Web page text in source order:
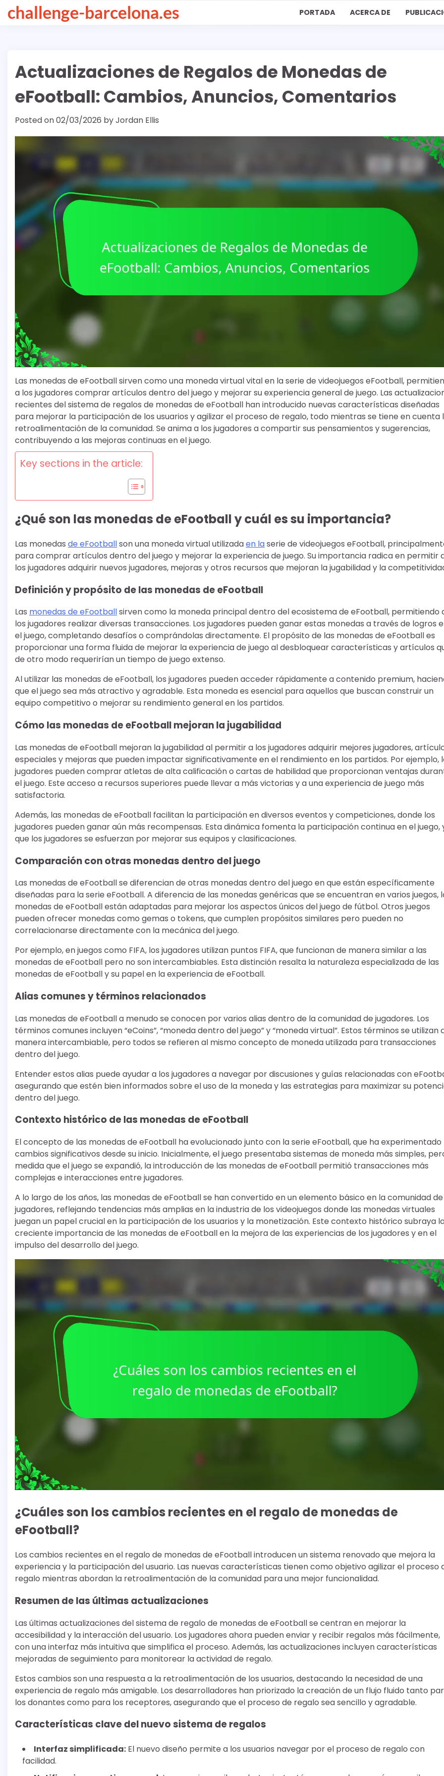
challenge-barcelona.es PORTADA ACERCA DE
Actualizaciones de Regalos de Monedas de
eFootball: Cambios, Anuncios, Comentarios
Posted on02/03/2026 byJordan Ellis
Las monedas de eFootball sirven como una moneda virtual vital en la serie de videojuegos eFootball,
a los jugadores comprar artículos dentro del juego y mejorar su experiencia general de juego. Las
recientes del sistema de regalos de monedas de eFootball han introducido nuevas características diseñadas
para mejorar la participación de los usuarios y agilizar el proceso de regalo, todo mientras se tiene en cuenta
retroalimentación de la comunidad. Se anima a los jugadores a compartir sus pensamientos y sugerencias,
contribuyendo a las mejoras continuas en el juego.
Key sections in the article:
¿Qué son las monedas de eFootball y cuál es su importancia?
Las monedas de eFootballson una moneda virtual utilizadaen laserie de videojuegos eFootball,
para comprar artículos dentro del juego y mejorar la experiencia de juego. Su importancia radica en permitir
los jugadores adquirir nuevos jugadores, mejoras y otros recursos que mejoran la jugabilidad y la
Definición y propósito de las monedas de eFootball
Las monedas de eFootballsirven como la moneda principal dentro del ecosistema de eFootball, permitiendo
los jugadores realizar diversas transacciones. Los jugadores pueden ganar estas monedas a través de logros
el juego, completando desafíos o comprándolas directamente. El propósito de las monedas de eFootball es
proporcionar una forma fluida de mejorar la experiencia de juego al desbloquear características y artículos
de otro modo requerirían un tiempo de juego extenso.
Al utilizar las monedas de eFootball, los jugadores pueden acceder rápidamente a contenido premium,
que el juego sea más atractivo y agradable. Esta moneda es esencial para aquellos que buscan construir un
equipo competitivo o mejorar su rendimiento general en los partidos.
Cómo las monedas de eFootball mejoran la jugabilidad
Las monedas de eFootball mejoran la jugabilidad al permitir a los jugadores adquirir mejores jugadores,
especiales y mejoras que pueden impactar significativamente en el rendimiento en los partidos. Por ejemplo,
jugadores pueden comprar atletas de alta calificación o cartas de habilidad que proporcionan ventajas
el juego. Este acceso a recursos superiores puede llevar a más victorias y a una experiencia de juego más
satisfactoria.
Además, las monedas de eFootball facilitan la participación en diversos eventos y competiciones, donde los
jugadores pueden ganar aún más recompensas. Esta dinámica fomenta la participación continua en el juego,
que los jugadores se esfuerzan por mejorar sus equipos y clasificaciones.
Comparación con otras monedas dentro del juego
Las monedas de eFootball se diferencian de otras monedas dentro del juego en que están específicamente
diseñadas para la serie eFootball. A diferencia de las monedas genéricas que se encuentran en varios juegos,
monedas de eFootball están adaptadas para mejorar los aspectos únicos del juego de fútbol. Otros juegos
pueden ofrecer monedas como gemas o tokens, que cumplen propósitos similares pero pueden no
correlacionarse directamente con la mecánica del juego.
Por ejemplo, en juegos como FIFA, los jugadores utilizan puntos FIFA, que funcionan de manera similar a las
monedas de eFootball pero no son intercambiables. Esta distinción resalta la naturaleza especializada de las
monedas de eFootball y su papel en la experiencia de eFootball.
Alias comunes y términos relacionados
Las monedas de eFootball a menudo se conocen por varios alias dentro de la comunidad de jugadores. Los
términos comunes incluyen “eCoins”, “moneda dentro del juego” y “moneda virtual”. Estos términos se utilizan
manera intercambiable, pero todos se refieren al mismo concepto de moneda utilizada para transacciones
dentro del juego.
Entender estos alias puede ayudar a los jugadores a navegar por discusiones y guías relacionadas con
asegurando que estén bien informados sobre el uso de la moneda y las estrategias para maximizar su
dentro del juego.
Contexto histórico de las monedas de eFootball
El concepto de las monedas de eFootball ha evolucionado junto con la serie eFootball, que ha experimentado
cambios significativos desde su inicio. Inicialmente, el juego presentaba sistemas de moneda más simples,
medida que el juego se expandió, la introducción de las monedas de eFootball permitió transacciones más
complejas e interacciones entre jugadores.
A lo largo de los años, las monedas de eFootball se han convertido en un elemento básico en la comunidad de
jugadores, reflejando tendencias más amplias en la industria de los videojuegos donde las monedas virtuales
juegan un papel crucial en la participación de los usuarios y la monetización. Este contexto histórico subraya
creciente importancia de las monedas de eFootball en la mejora de las experiencias de los jugadores y en el
impulso del desarrollo del juego.
¿Cuáles son los cambios recientes en el regalo de monedas de
eFootball?
Los cambios recientes en el regalo de monedas de eFootball introducen un sistema renovado que mejora la
experiencia y la participación del usuario. Las nuevas características tienen como objetivo agilizar el proceso
regalo mientras abordan la retroalimentación de la comunidad para una mejor funcionalidad.
Resumen de las últimas actualizaciones
Las últimas actualizaciones del sistema de regalo de monedas de eFootball se centran en mejorar la
accesibilidad y la interacción del usuario. Los jugadores ahora pueden enviar y recibir regalos más fácilmente,
con una interfaz más intuitiva que simplifica el proceso. Además, las actualizaciones incluyen características
mejoradas de seguimiento para monitorear la actividad de regalo.
Estos cambios son una respuesta a la retroalimentación de los usuarios, destacando la necesidad de una
experiencia de regalo más amigable. Los desarrolladores han priorizado la creación de un flujo fluido tanto
los donantes como para los receptores, asegurando que el proceso de regalo sea sencillo y agradable.
Características clave del nuevo sistema de regalos
Interfaz simplificada: El nuevo diseño permite a los usuarios navegar por el proceso de regalo con
facilidad.